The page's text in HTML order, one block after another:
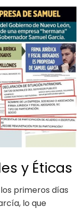
y Éticas
primeros días
lo que